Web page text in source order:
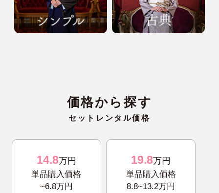
価格から探す
セットレンタル価格
14.8万円
単品購入価格
~6.8万円
19.8万円
単品購入価格
8.8~13.2万円